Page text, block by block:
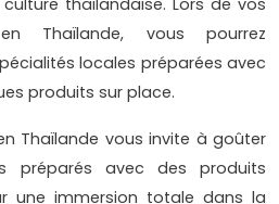
thaïlandaise. Lors de vos
Thaïlande, vous pourrez
locales préparées avec
produits sur place.
Thaïlande vous invite à goûter
préparés avec des produits
une immersion totale dans la